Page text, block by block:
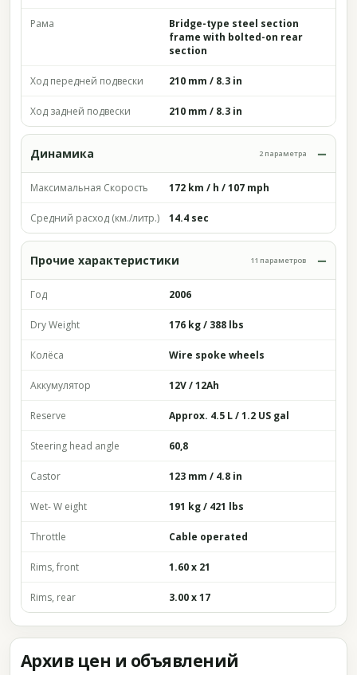
Рама
Bridge-type steel section
frame with bolted-on rear
section
Ход передней подвески 210 mm / 8.3 in
Ход задней подвески 210 mm / 8.3 in
Динамика 2 параметра
Максимальная Скорость 172 km / h / 107 mph
Средний расход (км./литр.) 14.4 sec
Прочие характеристики 11 параметров
Год 2006
Dry Weight 176 kg / 388 lbs
Колёса Wire spoke wheels
Аккумулятор 12V / 12Ah
Reserve Approx. 4.5 L / 1.2 US gal
Steering head angle 60,8
Castor 123 mm / 4.8 in
Wet- W eight 191 kg / 421 lbs
Throttle Cable operated
Rims, front 1.60 x 21
Rims, rear 3.00 x 17
Архив цен и объявлений